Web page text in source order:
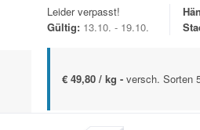
Leider verpasst!
Gültig: 13.10. - 19.10.
€ 49,80 / kg - versch. Sorten